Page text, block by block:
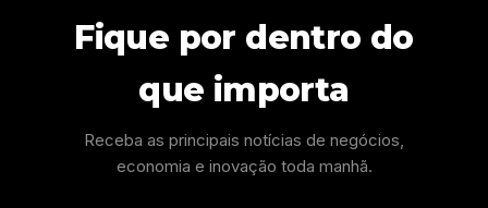
Fique por dentro do
que importa
Receba as principais notícias de negócios,
economia e inovação toda manhã.